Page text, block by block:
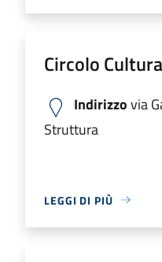
Circolo
Indirizzovia
Struttura
LEGGI DI PIÙ